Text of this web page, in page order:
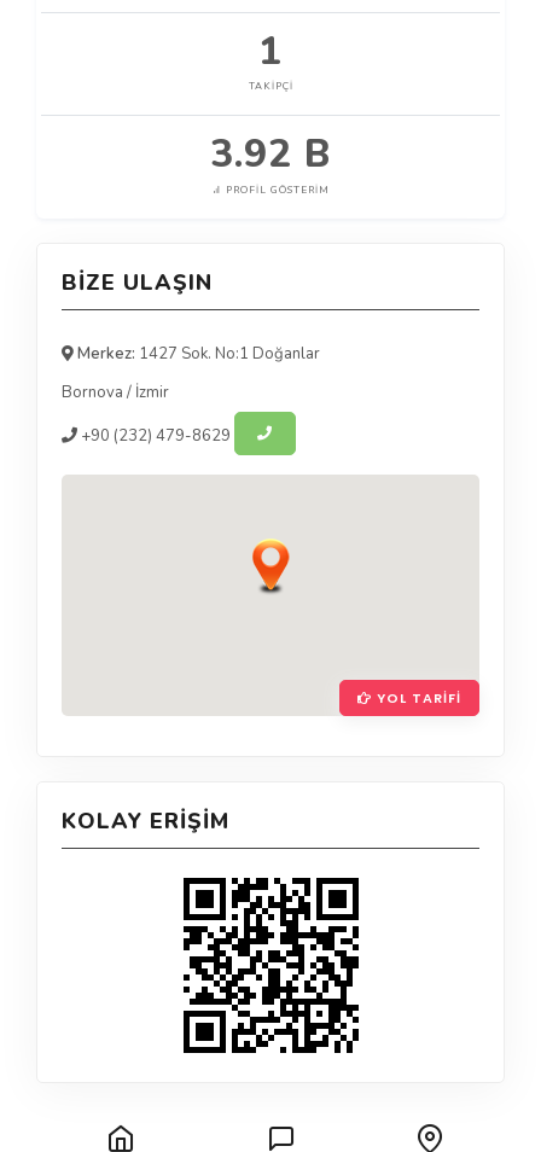
1
TAKIPÇI
3.92 B
PROFIL GÖSTERIM
BIZE ULAŞIN
Merkez: 1427 Sok. No:1 Doğanlar
Bornova / İzmir
+90 (232) 479-8629
YOL TARIFI
KOLAY ERIŞIM